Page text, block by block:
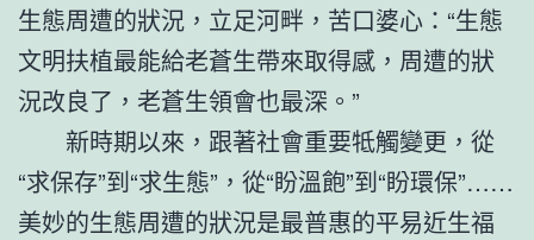
生態周遭的狀況，立足河畔，苦口婆心：“生態
文明扶植最能給老蒼生帶來取得感，周遭的狀
況改良了，老蒼生領會也最深。”
新時期以來，跟著社會重要牴觸變更，從
“求保存”到“求生態”，從“盼溫飽”到“盼環保”……
美妙的生態周遭的狀況是最普惠的平易近生福